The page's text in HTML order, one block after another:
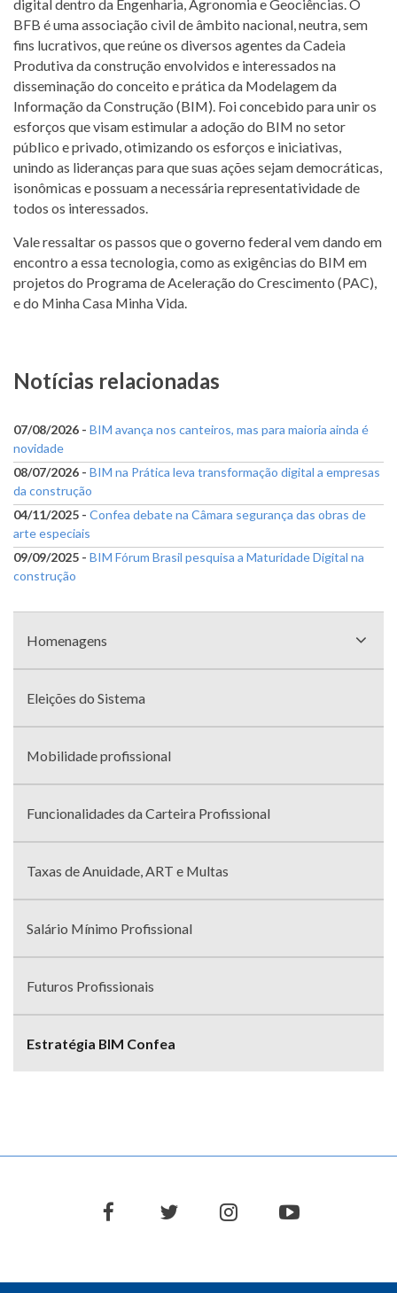
digital dentro da Engenharia, Agronomia e Geociências. O
BFB é uma associação civil de âmbito nacional, neutra, sem
fins lucrativos, que reúne os diversos agentes da Cadeia
Produtiva da construção envolvidos e interessados na
disseminação do conceito e prática da Modelagem da
Informação da Construção (BIM). Foi concebido para unir os
esforços que visam estimular a adoção do BIM no setor
público e privado, otimizando os esforços e iniciativas,
unindo as lideranças para que suas ações sejam democráticas,
isonômicas e possuam a necessária representatividade de
todos os interessados.
Vale ressaltar os passos que o governo federal vem dando em
encontro a essa tecnologia, como as exigências do BIM em
projetos do Programa de Aceleração do Crescimento (PAC),
e do Minha Casa Minha Vida.
Notícias relacionadas
07/08/2026 - BIM avança nos canteiros, mas para maioria ainda é
novidade
08/07/2026 - BIM na Prática leva transformação digital a empresas
da construção
04/11/2025 - Confea debate na Câmara segurança das obras de
arte especiais
09/09/2025 - BIM Fórum Brasil pesquisa a Maturidade Digital na
construção
comHomenagens
Eleições do Sistema
Mobilidade profissional
Funcionalidades da Carteira Profissional
Taxas de Anuidade, ART e Multas
Salário Mínimo Profissional
Futuros Profissionais
Estratégia BIM Confea
facebooktwitter instagramyoutube